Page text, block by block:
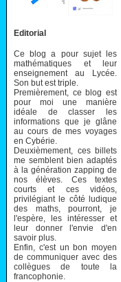
Editorial
Ce blog a pour sujet les
mathématiques et leur
enseignement au Lycée.
Son but est triple.
Premièrement, ce blog est
pour moi une manière
idéale de classer les
informations que je glâne
au cours de mes voyages
en Cybérie.
Deuxièmement, ces billets
me semblent bien adaptés
à la génération zapping de
nos élèves. Ces textes
courts et ces vidéos,
privilégiant le côté ludique
des maths, pourront, je
l'espère, les intéresser et
leur donner l'envie d'en
savoir plus.
Enfin, c'est un bon moyen
de communiquer avec des
collègues de toute la
francophonie.